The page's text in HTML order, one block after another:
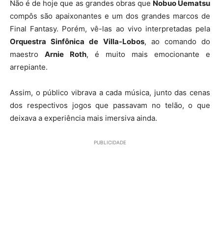
Não é de hoje que as grandes obras que Nobuo Uematsu
compôs são apaixonantes e um dos grandes marcos de
Final Fantasy. Porém, vê-las ao vivo interpretadas pela
Orquestra Sinfônica de Villa-Lobos, ao comando do
maestro Arnie Roth, é muito mais emocionante e
arrepiante.
Assim, o público vibrava a cada música, junto das cenas
dos respectivos jogos que passavam no telão, o que
deixava a experiência mais imersiva ainda.
PUBLICIDADE